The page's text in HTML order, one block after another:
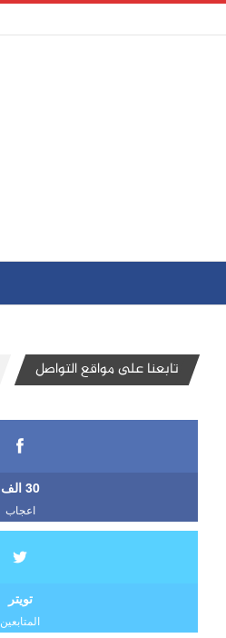
تابعنا على مواقع التواصل
30 الف
اعجاب
تويتر
المتابعين